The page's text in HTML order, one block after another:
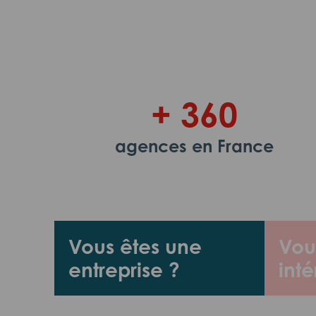
Vous êtes une
entreprise ?
+ 360
agences en France